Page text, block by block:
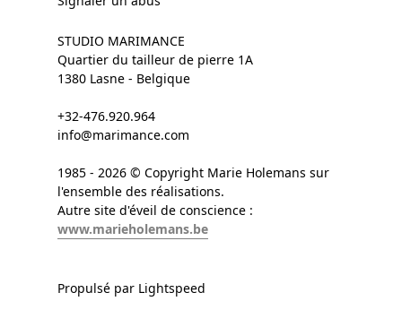
STUDIO MARIMANCE
Quartier du tailleur de pierre 1A
1380 Lasne - Belgique
+32-476.920.964
info@marimance.com
1985 - 2026 © Copyright Marie Holemans sur
l'ensemble des réalisations.
Autre site d'éveil de conscience :
www.marieholemans.be
Propulsé par Lightspeed